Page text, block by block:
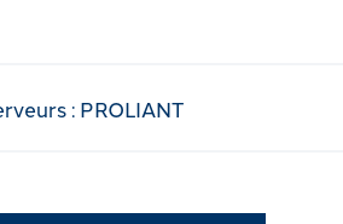
: PROLIANT